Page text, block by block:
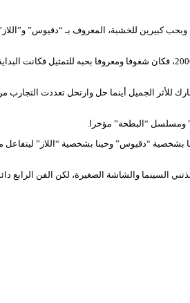
نبيل عسلي ممثل جزائري من مواليد سنة 1980 بمدينة فوكة بولاية تيبازة، التحق سنة 2002 بمعهد برج الكيفان للفنون الدرامية قسم
ولأنه متميز بحضوره وتارك للأثر الجميل أينما حل وارتحل
ومسلسل “البطحة” مؤخرا.